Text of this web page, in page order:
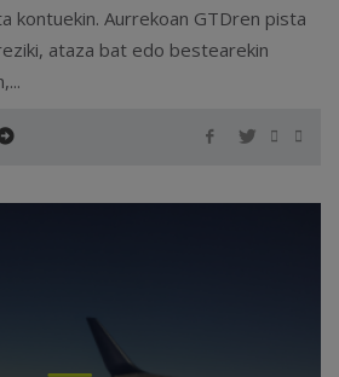
kontuekin. Aurrekoan GTDren pista
ataza bat edo bestearekin